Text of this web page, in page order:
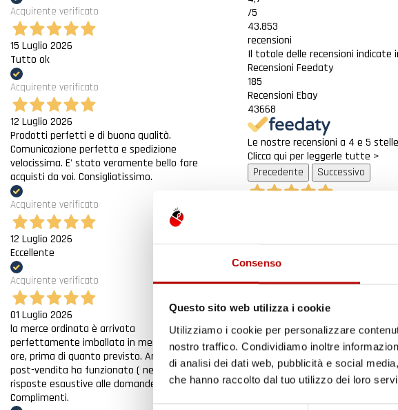
Consenso
Questo sito web utilizza i cookie
Utilizziamo i cookie per personalizzare
nostro traffico. Condividiamo inoltre
di analisi dei dati web, pubblicità e social
che hanno raccolto dal tuo utilizzo dei loro
Acquirente verificato
15 Luglio 2026
Tutto ok
Acquirente verificato
12 Luglio 2026
Prodotti perfetti e di buona qualità.
Comunicazione perfetta e spedizione
velocissima. E' stato veramente bello fare
acquisti da voi. Consigliatissimo.
Acquirente verificato
12 Luglio 2026
Eccellente
Acquirente verificato
01 Luglio 2026
la merce ordinata è arrivata
perfettamente imballata in meno di 48
ore, prima di quanto previsto. Anche il
post-vendita ha funzionato ( nel fornire
risposte esaustive alle domande richieste).
Complimenti.
/5
43.853
recensioni
Il totale delle recensioni indicate
Recensioni Feedaty
185
Recensioni Ebay
43668
Le nostre recensioni a 4 e 5
Clicca qui per leggerle tutte >
Precedente
Successivo
30 Luglio 2026
Acquirente verificato
21 Luglio 2026
Non ho fatto in tempo ad
Acquirente verificato